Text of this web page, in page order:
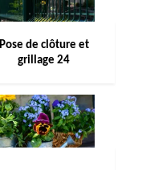
Pose de clôture et
grillage 24